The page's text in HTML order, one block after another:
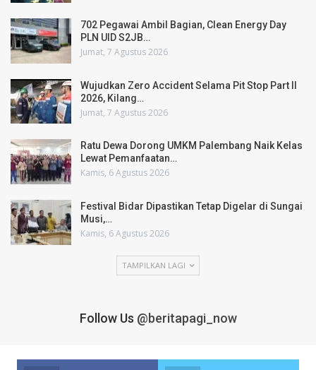
702 Pegawai Ambil Bagian, Clean Energy Day
PLN UID S2JB…
Jumat, 7 Agustus 2026
Wujudkan Zero Accident Selama Pit Stop Part II
2026, Kilang…
Jumat, 7 Agustus 2026
Ratu Dewa Dorong UMKM Palembang Naik Kelas
Lewat Pemanfaatan…
Kamis, 6 Agustus 2026
Festival Bidar Dipastikan Tetap Digelar di Sungai
Musi,…
Kamis, 6 Agustus 2026
TAMPILKAN LAGI
Follow Us @beritapagi_now